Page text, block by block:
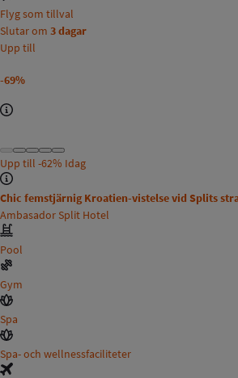
Flyg som tillval
Slutar om 3 dagar
Upp till
-69%
Upp till -62% Idag
Chic femstjärnig Kroatien-vistelse vid Splits
Ambasador Split Hotel
Pool
Gym
Spa
Spa- och wellnessfaciliteter